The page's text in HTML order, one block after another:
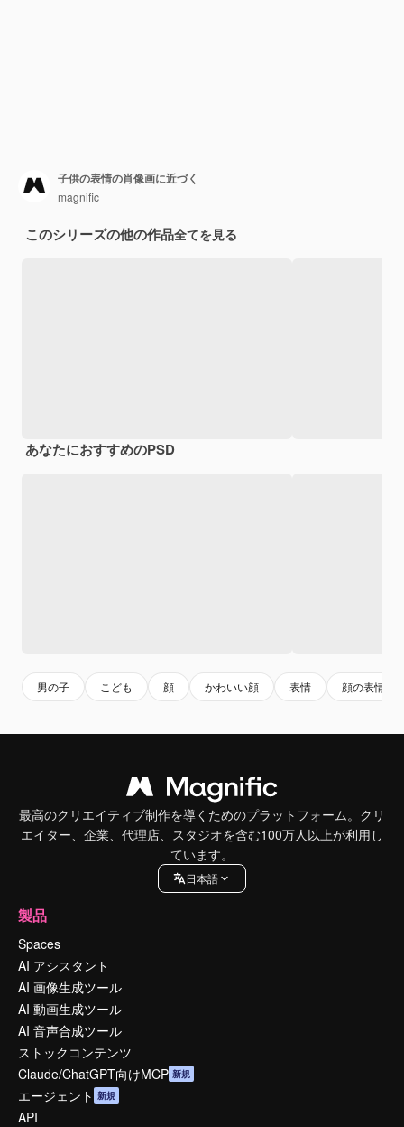
子供の表情の肖像画に近づく
magnific
このシリーズの他の作品全てを見る
あなたにおすすめのPSD
男の子 こども 顔 かわいい顔 表情 顔の表情
最高のクリエイティブ制作を導くためのプラットフォーム。クリ
エイター、企業、代理店、スタジオを含む100万人以上が利用し
ています。
日本語
製品
Spaces
AI アシスタント
AI 画像生成ツール
AI 動画生成ツール
AI 音声合成ツール
ストックコンテンツ
Claude/ChatGPT向けMCP 新規
エージェント 新規
API